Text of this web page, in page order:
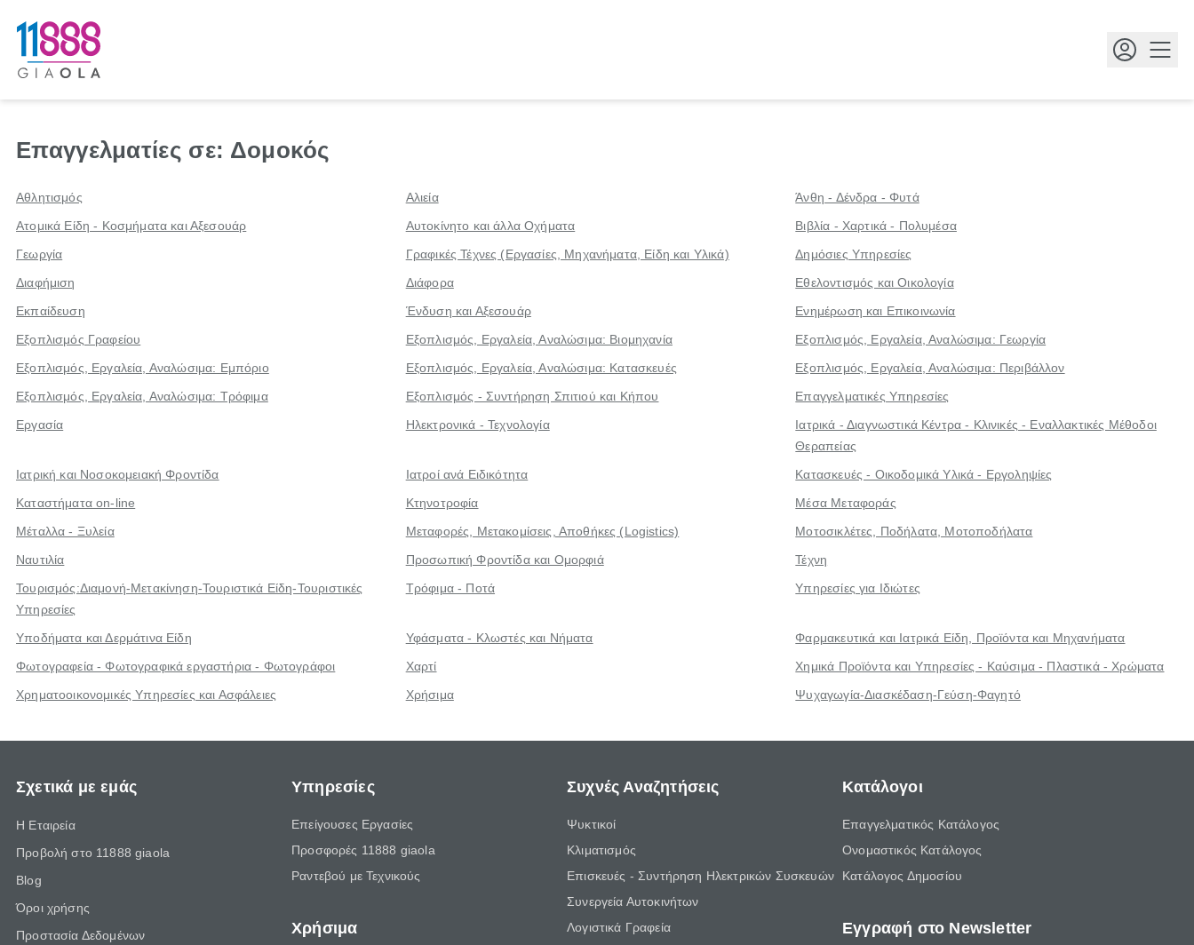
Επαγγελματίες σε: Δομοκός
Αθλητισμός Αλιεία
Άνθη - Δένδρα - Φυτά
Ατομικά Είδη - Κοσμήματα και Αξεσουάρ
Αυτοκίνητο και άλλα Οχήματα
Βιβλία - Χαρτικά - Πολυμέσα
Γεωργία
Γραφικές Τέχνες (Εργασίες, Μηχανήματα, Είδη και Υλικά)
Δημόσιες Υπηρεσίες
Διαφήμιση
Διάφορα
Εθελοντισμός και Οικολογία
Εκπαίδευση
Ένδυση και Αξεσουάρ
Ενημέρωση και Επικοινωνία
Εξοπλισμός Γραφείου
Εξοπλισμός, Εργαλεία, Αναλώσιμα: Βιομηχανία
Εξοπλισμός, Εργαλεία, Αναλώσιμα: Γεωργία
Εξοπλισμός, Εργαλεία, Αναλώσιμα: Εμπόριο
Εξοπλισμός, Εργαλεία, Αναλώσιμα: Κατασκευές
Εξοπλισμός, Εργαλεία, Αναλώσιμα: Περιβάλλον
Εξοπλισμός, Εργαλεία, Αναλώσιμα: Τρόφιμα
Εξοπλισμός - Συντήρηση Σπιτιού και Κήπου
Επαγγελματικές Υπηρεσίες
Εργασία
Ηλεκτρονικά - Τεχνολογία
Ιατρικά - Διαγνωστικά Κέντρα - Κλινικές - Εναλλακτικές Μέθοδοι
Θεραπείας
Ιατρική και Νοσοκομειακή Φροντίδα
Ιατροί ανά Ειδικότητα
Κατασκευές - Οικοδομικά Υλικά - Εργοληψίες
Καταστήματα on-line
Κτηνοτροφία
Μέσα Μεταφοράς
Μέταλλα - Ξυλεία
Μεταφορές, Μετακομίσεις, Αποθήκες (Logistics)
Μοτοσικλέτες, Ποδήλατα, Μοτοποδήλατα
Ναυτιλία
Προσωπική Φροντίδα και Ομορφιά
Τέχνη
Τουρισμός:Διαμονή-Μετακίνηση-Τουριστικά Είδη-Τουριστικές
Υπηρεσίες
Τρόφιμα - Ποτά Υπηρεσίες για Ιδιώτες
Υποδήματα και Δερμάτινα Είδη Υφάσματα - Κλωστές και Νήματα
Φαρμακευτικά και Ιατρικά Είδη, Προϊόντα και Μηχανήματα
Φωτογραφεία - Φωτογραφικά εργαστήρια - Φωτογράφοι
Χαρτί
Χημικά Προϊόντα και Υπηρεσίες - Καύσιμα - Πλαστικά - Χρώματα
Χρηματοοικονομικές Υπηρεσίες και Ασφάλειες
Χρήσιμα Ψυχαγωγία-Διασκέδαση-Γεύση-Φαγητό
Σχετικά με εμάς
Η Εταιρεία
Προβολή στο 11888 giaola
Blog
Όροι χρήσης
Προστασία Δεδομένων
Υπηρεσίες
Επείγουσες Εργασίες
Προσφορές 11888 giaola
Ραντεβού με Τεχνικούς
Χρήσιμα
Συχνές Αναζητήσεις
Ψυκτικοί
Κλιματισμός
Επισκευές - Συντήρηση Ηλεκτρικών Συσκευών
Συνεργεία Αυτοκινήτων
Λογιστικά Γραφεία
Κατάλογοι
Επαγγελματικός Κατάλογος
Ονομαστικός Κατάλογος
Κατάλογος Δημοσίου
Εγγραφή στο Newsletter